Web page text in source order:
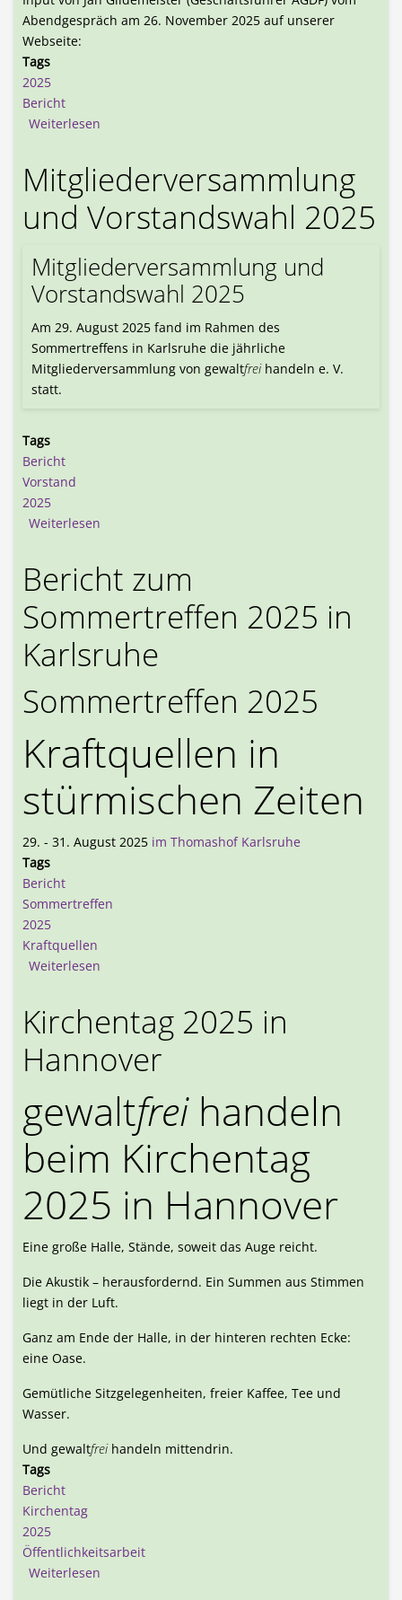
Abendgespräch am 26. November 2025 auf unserer
Webseite:
Tags
2025
Bericht
Weiterlesen
Mitgliederversammlung
und Vorstandswahl 2025
Mitgliederversammlung und
Vorstandswahl 2025
Am 29. August 2025 fand im Rahmen des
Sommertreffens in Karlsruhe die jährliche
Mitgliederversammlung von gewaltfreihandeln e. V.
statt.
Tags
Bericht
Vorstand
2025
Weiterlesen
Bericht zum
Sommertreffen 2025 in
Karlsruhe
Sommertreffen 2025
Kraftquellen in
stürmischen Zeiten
29. - 31. August 2025 im Thomashof Karlsruhe
Tags
Bericht
Sommertreffen
2025
Kraftquellen
Weiterlesen
Kirchentag 2025 in
Hannover
gewaltfreihandeln
beim Kirchentag
2025 in Hannover
Eine große Halle, Stände, soweit das Auge reicht.
Die Akustik – herausfordernd. Ein Summen aus Stimmen
liegt in der Luft.
Ganz am Ende der Halle, in der hinteren rechten Ecke:
eine Oase.
Gemütliche Sitzgelegenheiten, freier Kaffee, Tee und
Wasser.
Und gewaltfreihandeln mittendrin.
Tags
Bericht
Kirchentag
2025
Öffentlichkeitsarbeit
Weiterlesen